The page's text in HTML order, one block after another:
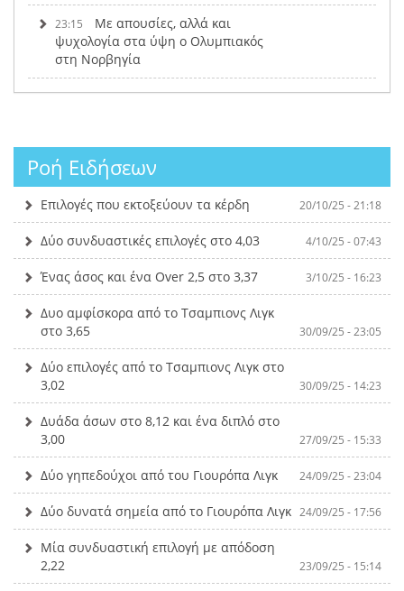
23:15
Με απουσίες, αλλά και
ψυχολογία στα ύψη ο Ολυμπιακός
στη Νορβηγία
Ροή Ειδήσεων
Επιλογές που εκτοξεύουν τα κέρδη 20/10/25 - 21:18
Δύο συνδυαστικές επιλογές στο 4,03 4/10/25 - 07:43
Ένας άσος και ένα Over 2,5 στο 3,37 3/10/25 - 16:23
Δυο αμφίσκορα από το Τσαμπιονς Λιγκ
στο 3,65
30/09/25 - 23:05
Δύο επιλογές από το Τσαμπιονς Λιγκ στο
3,02
30/09/25 - 14:23
Δυάδα άσων στο 8,12 και ένα διπλό στο
3,00
27/09/25 - 15:33
Δύο γηπεδούχοι από του Γιουρόπα Λιγκ 24/09/25 - 23:04
Δύο δυνατά σημεία από το Γιουρόπα Λιγκ 24/09/25 - 17:56
Μία συνδυαστική επιλογή με απόδοση
2,22
23/09/25 - 15:14